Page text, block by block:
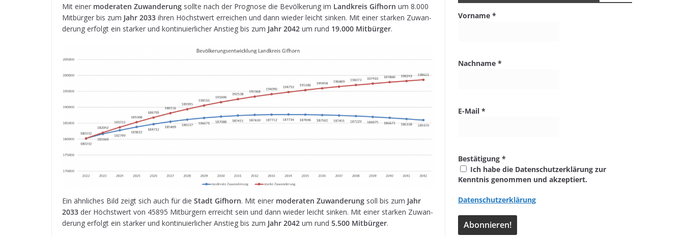
Mit einer mode­ra­ten Zuwan­de­rung sollte nach der Pro­gnose die Bevöl­ke­rung im Land­kreis Gif­horn um 8.000
Mit­bür­ger bis zum Jahr 2033 ihren Höchst­wert errei­chen und dann wie­der leicht sin­ken. Mit einer star­ken Zuwan­
de­rung erfolgt ein star­ker und kon­ti­nu­ier­li­cher Anstieg bis zum Jahr 2042 um rund 19.000 Mit­bür­ger.
Ein ähn­li­ches Bild zeigt sich auch für die Stadt Gif­horn. Mit einer mode­ra­ten Zuwan­de­rung soll bis zum Jahr
2033 der Höchst­wert von 45895 Mit­bür­gern erreicht sein und dann wie­der leicht sin­ken. Mit einer star­ken Zuwan­
de­rung erfolgt ein star­ker und kon­ti­nu­ier­li­cher Anstieg bis zum Jahr 2042 um rund 5.500 Mit­bür­ger.
Vorname *
Nachname *
E-Mail *
Bestätigung *
Ich habe die Datenschutzerklärung zur
Kenntnis genommen und akzeptiert.
Datenschutzerklärung